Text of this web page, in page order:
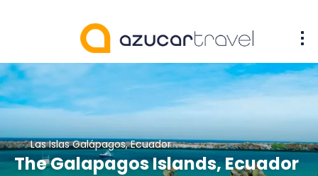
Las Islas Galápagos, Ecuador
The Galapagos Islands, Ecuador